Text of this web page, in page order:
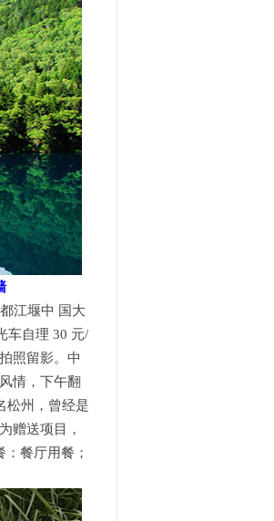
江堰中 国大
车自理 30 元/
照留影。中
情，下午翻
松州，曾经是
赠送项目，
餐厅用餐；